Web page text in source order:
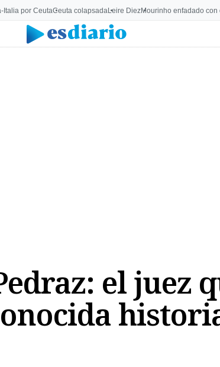
Italia por CeutaCeuta colapsadaLeire DiezMourinho enfadado con
el juez